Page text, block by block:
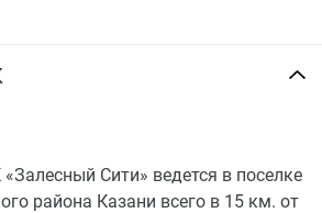
Сити» ведется в поселке
района Казани всего в 15 км. от